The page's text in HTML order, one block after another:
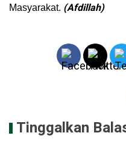
Masyarakat. (Afdillah)
Tinggalkan